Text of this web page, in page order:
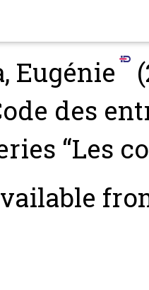
Eugénie
des
“Les